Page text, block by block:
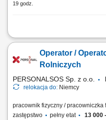
19 godz.
Obowiązki: Przygotowywanie i
wytycznymi i rysunkiem
seryjnej; Obsługa nowoczesnych
Operator / Operatorka
Rolniczych
PERSONALSOS Sp. z o.o.
relokacja do: Niemcy
pracownik fizyczny / pracowniczka
zastępstwo
pełny etat 13 000